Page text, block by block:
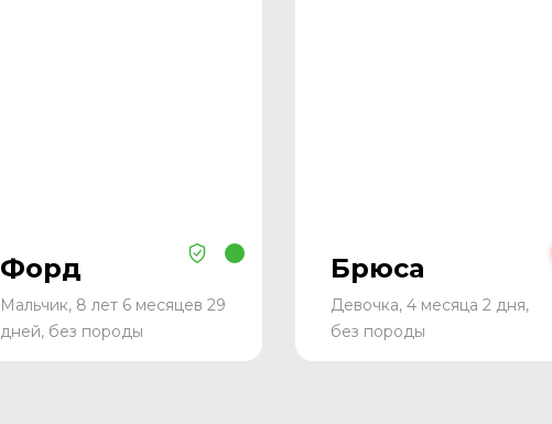
Форд
Мальчик, 8 лет 6 месяцев 29
дней, без породы
Брюса
Девочка, 4 месяца 2 дня,
без породы